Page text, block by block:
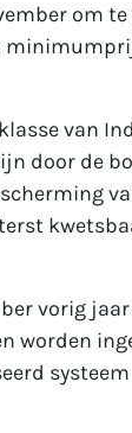
om
van
door de
vorig
worden